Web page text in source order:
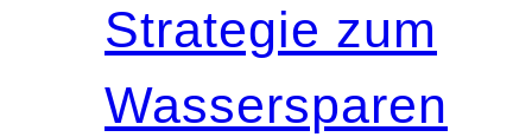
Strategie zum
Wassersparen